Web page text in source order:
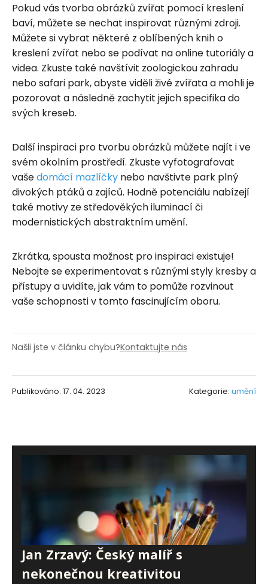
Pokud vás tvorba obrázků zvířat pomocí kreslení
baví, můžete se nechat inspirovat různými zdroji.
Můžete si vybrat některé z oblíbených knih o
kreslení zvířat nebo se podívat na online tutoriály a
videa. Zkuste také navštívit zoologickou zahradu
nebo safari park, abyste viděli živé zvířata a mohli je
pozorovat a následně zachytit jejich specifika do
svých kreseb.
Další inspiraci pro tvorbu obrázků můžete najít i ve
svém okolním prostředí. Zkuste vyfotografovat
vašedomácí mazlíčky nebo navštivte park plný
divokých ptáků a zajíců. Hodně potenciálu nabízejí
také motivy ze středověkých iluminací či
modernistických abstraktním umění.
Zkrátka, spousta možnost pro inspiraci existuje!
Nebojte se experimentovat s různými styly kresby a
přístupy a uvidíte, jak vám to pomůže rozvinout
vaše schopnosti v tomto fascinujícím oboru.
Našli jste v článku chybu?Kontaktujte nás
Publikováno: 17. 04. 2023 Kategorie: umění
Jan Zrzavý: Český malíř s
nekonečnou kreativitou